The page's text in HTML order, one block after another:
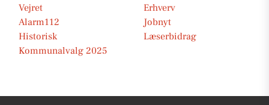
Vejret
Erhverv
Alarm112
Jobnyt
Historisk
Læserbidrag
Kommunalvalg 2025